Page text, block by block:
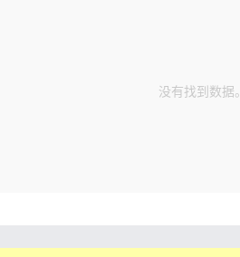
没有找到数据。